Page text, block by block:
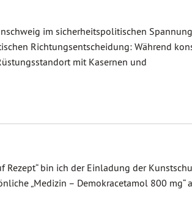
im sicherheitspolitischen
Richtungsentscheidung: Während
mit Kasernen und
Rezept“ bin ich der Einladung der
„Medizin – Demokracetamol 800 mg“